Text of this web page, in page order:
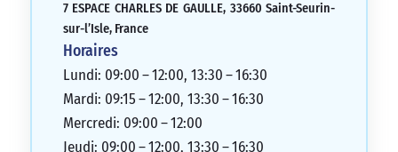
7 ESPACE CHARLES DE GAULLE, 33660 Saint-Seurin-
sur-l’Isle, France
Horaires
Lundi: 09:00 – 12:00, 13:30 – 16:30
Mardi: 09:15 – 12:00, 13:30 – 16:30
Mercredi: 09:00 – 12:00
Jeudi: 09:00 – 12:00, 13:30 – 16:30